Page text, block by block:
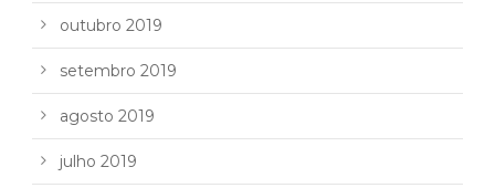
outubro 2019
setembro 2019
agosto 2019
julho 2019